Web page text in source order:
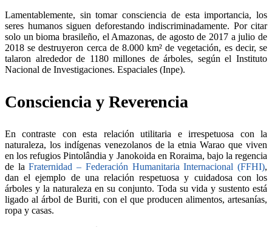
Lamentablemente, sin tomar consciencia de esta importancia, los
seres humanos siguen deforestando indiscriminadamente. Por citar
solo un bioma brasileño, el Amazonas, de agosto de 2017 a julio de
2018 se destruyeron cerca de 8.000 km² de vegetación, es decir, se
talaron alrededor de 1180 millones de árboles, según el Instituto
Nacional de Investigaciones. Espaciales (Inpe).
Consciencia y Reverencia
En contraste con esta relación utilitaria e irrespetuosa con la
naturaleza, los indígenas venezolanos de la etnia Warao que viven
en los refugios Pintolândia y Janokoida en Roraima, bajo la regencia
de laFraternidad – Federación Humanitaria Internacional (FFHI),
dan el ejemplo de una relación respetuosa y cuidadosa con los
árboles y la naturaleza en su conjunto. Toda su vida y sustento está
ligado al árbol de Buriti, con el que producen alimentos, artesanías,
ropa y casas.